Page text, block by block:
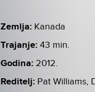
Zemlja: Kanada
Trajanje: 43 min.
Godina: 2012.
Reditelj: Pat Williams,